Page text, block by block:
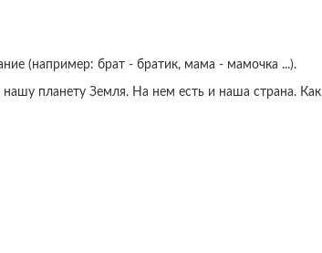
(например: брат - братик, мама - мамочка ...).
планету Земля. На нем есть и наша страна. Как